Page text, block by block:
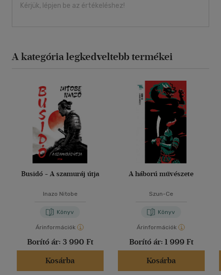
Kérjük, lépjen be az értékeléshez!
A kategória legkedveltebb termékei
Busidó - A szamuráj útja
Inazo Nitobe
Könyv
Árinformációk
Borító ár: 3 990 Ft
Kosárba
A háború művészete
Szun-Ce
Könyv
Árinformációk
Borító ár: 1 999 Ft
Kosárba